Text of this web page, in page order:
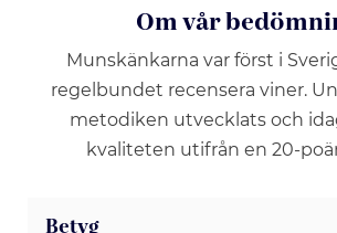
Om vår
Munskänkarna var först i
regelbundet recensera viner.
metodiken utvecklats och
kvaliteten utifrån en 20-
Betyg